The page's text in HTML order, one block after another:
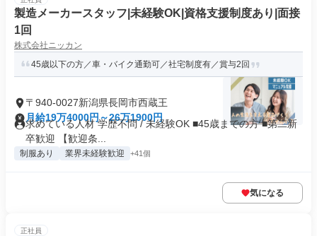
製造メーカースタッフ|未経験OK|資格支援制度あり|面接
1回
株式会社ニッカン
45歳以下の方／車・バイク通勤可／社宅制度有／賞与2回
〒940-0027新潟県長岡市西蔵王
月給19万4000円～26万1900円
求めている人材 学歴不問 / 未経験OK ■45歳までの方 ■第二新
卒歓迎 【歓迎条...
制服あり 業界未経験歓迎 +41個
気になる
正社員